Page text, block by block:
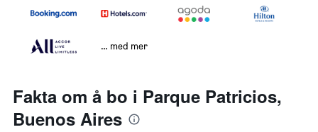
… med mer
Fakta om å bo i Parque Patricios,
Buenos Aires